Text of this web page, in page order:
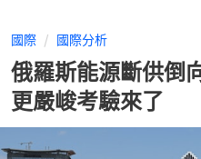
國際 國際分析
俄羅斯能源斷供
更嚴峻考驗來了